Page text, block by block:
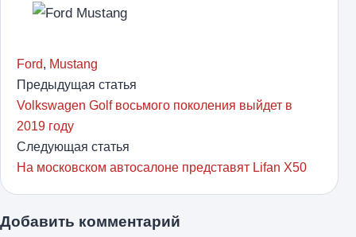
Ford, Mustang
Предыдущая статья
Volkswagen Golf восьмого поколения выйдет в
2019 году
Следующая статья
На московском автосалоне представят Lifan X50
Добавить комментарий